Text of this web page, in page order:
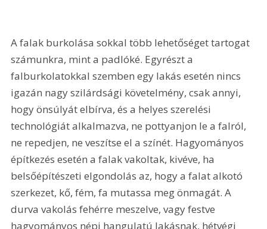
A falak burkolása sokkal több lehetőséget tartogat
számunkra, mint a padlóké. Egyrészt a
falburkolatokkal szemben egy lakás esetén nincs
igazán nagy szilárdsági követelmény, csak annyi,
hogy önsúlyát elbírva, és a helyes szerelési
technológiát alkalmazva, ne pottyanjon le a falról,
ne repedjen, ne veszítse el a színét. Hagyományos
építkezés esetén a falak vakoltak, kivéve, ha
belsőépítészeti elgondolás az, hogy a falat alkotó
szerkezet, kő, fém, fa mutassa meg önmagát. A
durva vakolás fehérre meszelve, vagy festve
hagyományos népi hangulatú lakásnak, hétvégi